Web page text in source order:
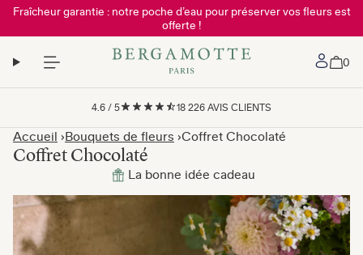
Fraîcheur garantie : notre poche d’eau pour préserver vos fleurs est
offerte !
Mon
0
4.6 / 5 18 226 AVIS CLIENTS
Accueil Bouquets de fleurs Coffret Chocolaté
Coffret Chocolaté
La bonne idée cadeau